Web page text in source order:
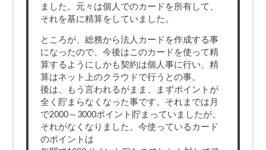
ました。元々は個人でのカードを所有して、
それを基に精算をしていました。
ところが、総務から法人カードを作成する事
になったので、今後はこのカードを使って精
算するようにしかも契約は個人事に行い、精
算はネット上のクラウドで行うとの事。
後は、もう言われるがまま、まずポイントが
全く貯まらなくなった事です。それまでは月
で2000～3000ポイント貯まっていましたが、
それがなくなりました。今使っているカード
のポイントは